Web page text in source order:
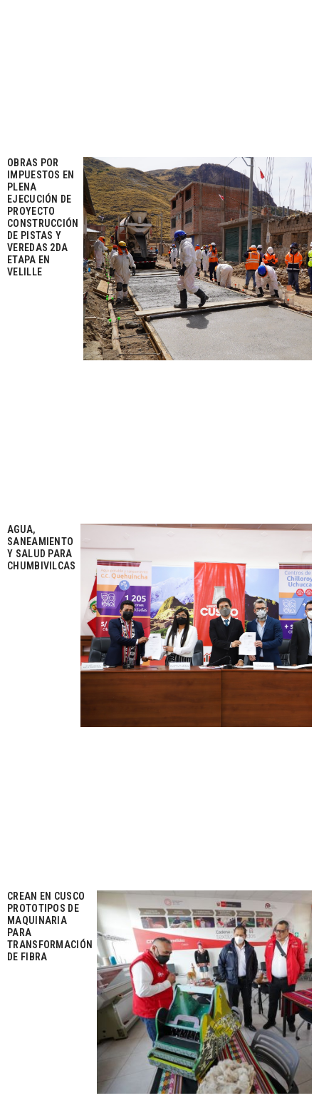
OBRAS POR
IMPUESTOS EN
PLENA
EJECUCIÓN DE
PROYECTO
CONSTRUCCIÓN
DE PISTAS Y
VEREDAS 2DA
ETAPA EN
VELILLE
AGUA,
SANEAMIENTO
Y SALUD PARA
CHUMBIVILCAS
CREAN EN CUSCO
PROTOTIPOS DE
MAQUINARIA
PARA
TRANSFORMACIÓN
DE FIBRA